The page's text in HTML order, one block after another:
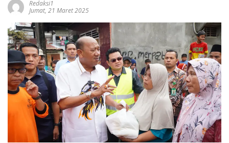
Redaksi1
Jumat, 21 Maret 2025